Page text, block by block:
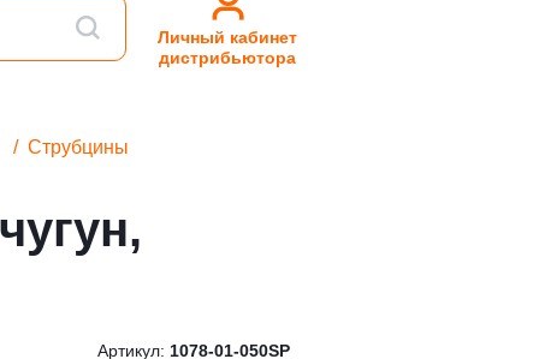
Личный кабинет
дистрибьютора
Струбцины
Артикул: 1078-01-050SP